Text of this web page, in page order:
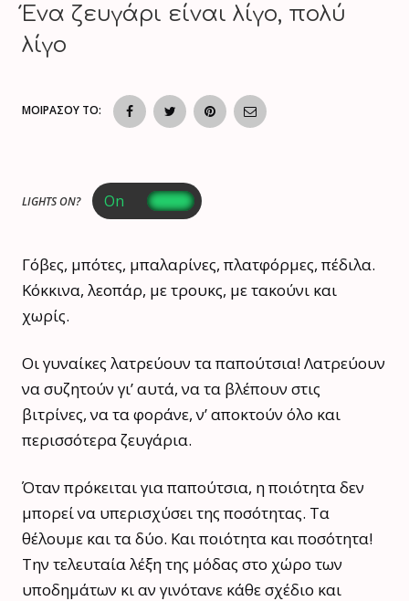
Ένα ζευγάρι είναι λίγο, πολύ
λίγο
ΜΟΙΡΑΣΟΥ ΤΟ:
LIGHTS ON?
Γόβες, μπότες, μπαλαρίνες, πλατφόρμες, πέδιλα.
Κόκκινα, λεοπάρ, με τρουκς, με τακούνι και
χωρίς.
Οι γυναίκες λατρεύουν τα παπούτσια! Λατρεύουν
να συζητούν γι’ αυτά, να τα βλέπουν στις
βιτρίνες, να τα φοράνε, ν’ αποκτούν όλο και
περισσότερα ζευγάρια.
Όταν πρόκειται για παπούτσια, η ποιότητα δεν
μπορεί να υπερισχύσει της ποσότητας. Τα
θέλουμε και τα δύο. Και ποιότητα και ποσότητα!
Την τελευταία λέξη της μόδας στο χώρο των
υποδημάτων κι αν γινότανε κάθε σχέδιο και